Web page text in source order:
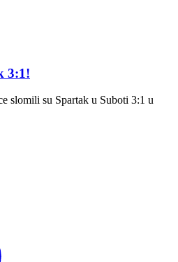
3:1!
slomili su Spartak u Suboti 3:1 u